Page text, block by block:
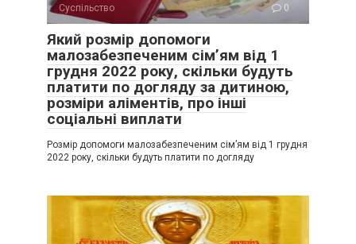
Суспільство 0
Який розмір допомоги
малозабезпеченим сім’ям від 1
грудня 2022 року, скільки будуть
платити по догляду за дитиною,
розміри аліментів, про інші
соціальні виплати
Розмір допомоги малозабезпеченим сім’ям від 1 грудня
2022 року, скільки будуть платити по догляду